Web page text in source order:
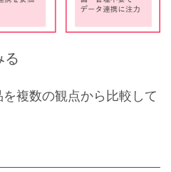
る
複数の観点から比較して